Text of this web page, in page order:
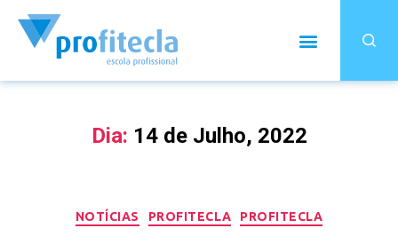
Dia: 14 de Julho, 2022
NOTÍCIAS PROFITECLA PROFITECLA